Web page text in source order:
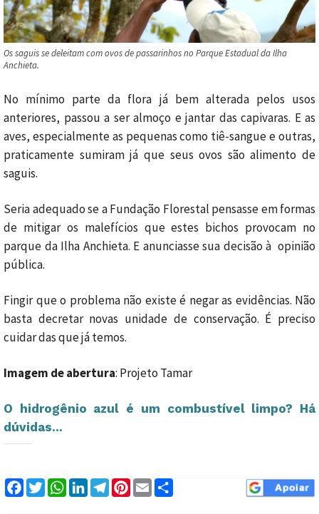
Os saguis se deleitam com ovos de passarinhos no Parque Estadual da Ilha
Anchieta.
No mínimo parte da flora já bem alterada pelos usos
anteriores, passou a ser almoço e jantar das capivaras. E as
aves, especialmente as pequenas como tiê-sangue e outras,
praticamente sumiram já que seus ovos são alimento de
saguis.
Seria adequado se a Fundação Florestal pensasse em formas
de mitigar os malefícios que estes bichos provocam no
parque da Ilha Anchieta. E anunciasse sua decisão à opinião
pública.
Fingir que o problema não existe é negar as evidências. Não
basta decretar novas unidade de conservação. É preciso
cuidar das que já temos.
Imagem de abertura: Projeto Tamar
O hidrogênio azul é um combustível limpo? Há
dúvidas…
Facebook
TwitterWhatsApp
LinkedInTelegram
Pinterest
Email